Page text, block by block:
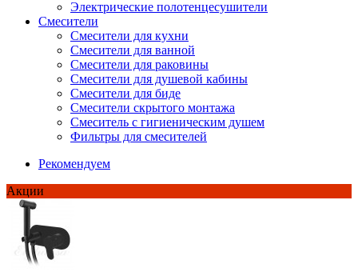
Электрические полотенцесушители
Смесители
Смесители для кухни
Смесители для ванной
Смесители для раковины
Смесители для душевой кабины
Смесители для биде
Смесители скрытого монтажа
Смеситель с гигиеническим душем
Фильтры для смесителей
Рекомендуем
Акции